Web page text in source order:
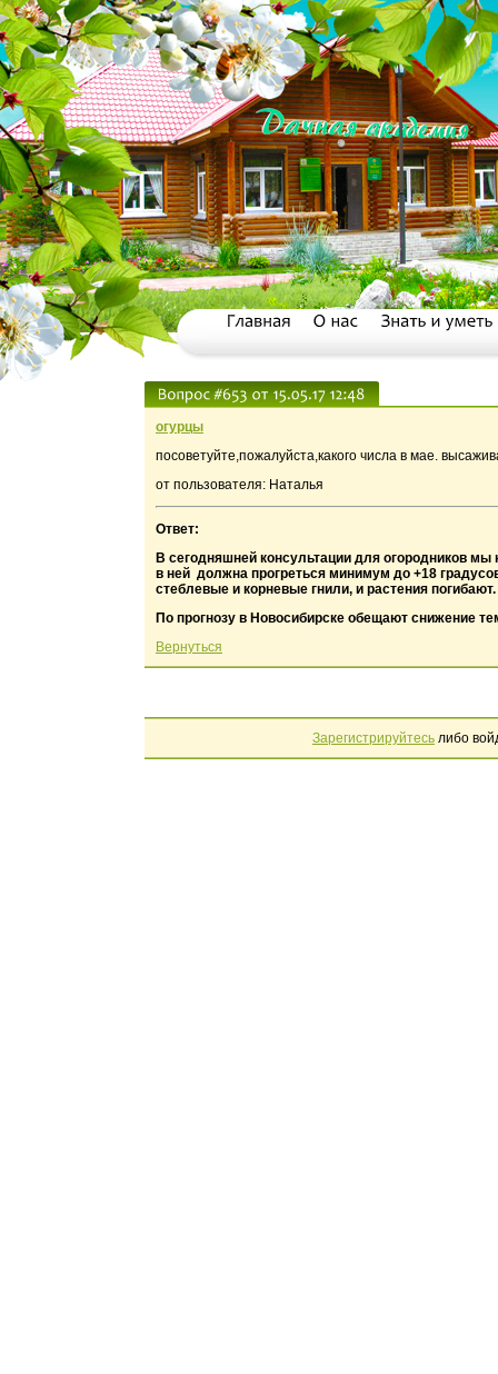
огурцы
посоветуйте,пожалуйста,какого числа в мае.
от пользователя: Наталья
Ответ:
В сегодняшней консультации для огородников мы
в ней должна прогреться минимум до +18
стеблевые и корневые гнили, и растения погибают.
По прогнозу в Новосибирске обещают снижение
Вернуться
Зарегистрируйтесь либо